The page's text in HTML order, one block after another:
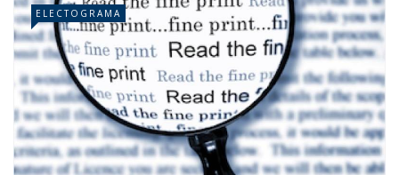
ELECTOGRAMA